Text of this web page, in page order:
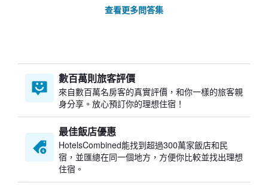
查看更多問答集
數百萬則旅客評價
來自數百萬名房客的真實評價，和你一樣的旅客親
身分享。放心預訂你的理想住宿！
最佳飯店優惠
HotelsCombined​能找到超過300萬家飯店和民
宿，並匯總在同一個地方，方便你比較並找出理想
住宿。